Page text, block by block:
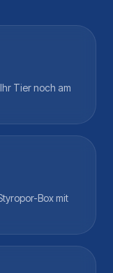
Tier noch am
Box mit